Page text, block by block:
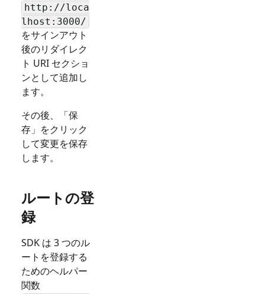
http://loca
lhost:3000/
をサインアウト
後のリダイレク
ト URI セクショ
ンとして追加し
ます。
その後、「保
存」をクリック
して変更を保存
します。
ルートの登
録
SDK は 3 つのル
ートを登録する
ためのヘルパー
関数